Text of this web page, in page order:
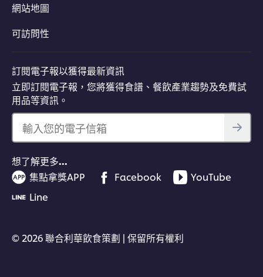
網站地圖
可訪問性
訂閱電子報以獲得最新資訊
立即訂閱電子報，您將獲得食譜、餐飲產業趨勢及免費試
用品等資訊。
輸入您的電子信箱
想了解更多…
集點拿獎APP
Facebook
YouTube
Line
© 2026 聯合利華飲食策劃 | 保留所有權利